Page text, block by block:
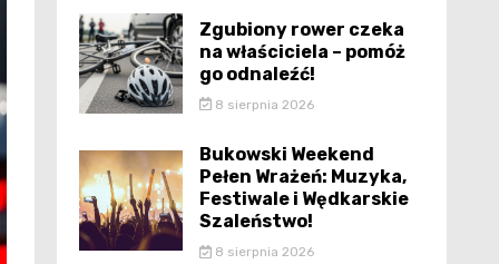
Zgubiony rower czeka
na właściciela – pomóż
go odnaleźć!
8 sierpnia 2026
Bukowski Weekend
Pełen Wrażeń: Muzyka,
Festiwale i Wędkarskie
Szaleństwo!
8 sierpnia 2026